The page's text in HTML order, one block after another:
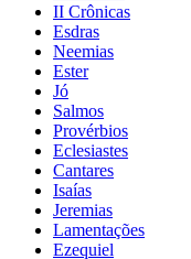
II Crônicas
Esdras
Neemias
Ester
Jó
Salmos
Provérbios
Eclesiastes
Cantares
Isaías
Jeremias
Lamentações
Ezequiel